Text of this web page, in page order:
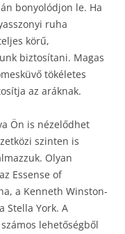
bonyolódjon le. Ha
ruha
körű,
biztosítani. Magas
tökéletes
az aráknak.
Ön is nézelődhet
szinten is
Olyan
Essense of
a Kenneth Winston-
Stella York. A
lehetőségből